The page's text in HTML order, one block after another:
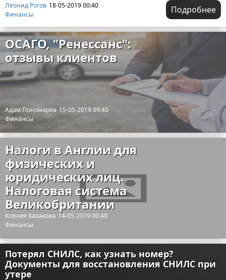
Леонид Рогов 18-05-2019 00:40
Финансы
Подробнее
ОСАГО, "Ренессанс":
отзывы клиентов
Адам Пономарёв 15-05-2019 09:40
Финансы
Налоги в Англии для
физических и
юридических лиц.
Налоговая система
Великобритании
Ксения Казакова 14-05-2019 00:40
Финансы
Потерял СНИЛС, как узнать номер?
Документы для восстановления СНИЛС при
утере